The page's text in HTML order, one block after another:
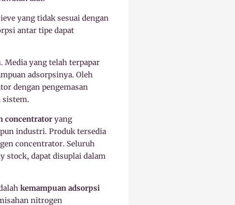
yang tidak sesuai dengan
antar tipe dapat
Media yang telah terpapar
adsorpsinya. Oleh
dengan pengemasan
sistem.
concentrator yang
industri. Produk tersedia
concentrator. Seluruh
stock, dapat disuplai dalam
kemampuan adsorpsi
nitrogen